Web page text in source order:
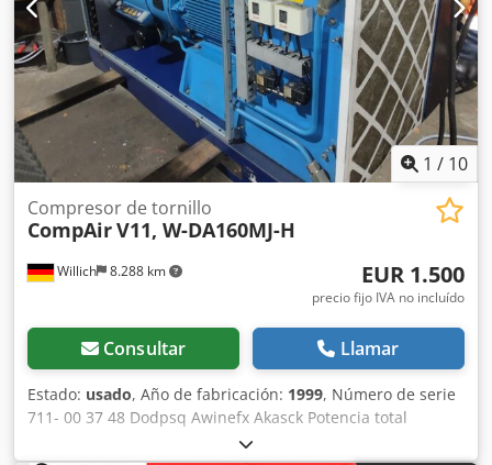
1 / 10
Willich 8.288 km
Compresor de tornillo
CompAirV11, W-DA160MJ-H
EUR 1.500
precio fijo IVA no incluído
Consultar Llamar
Estado: usado, Año de fabricación: 1999, Número de serie
711- 00 37 48 Dodpsq Awinefx Akasck Potencia total